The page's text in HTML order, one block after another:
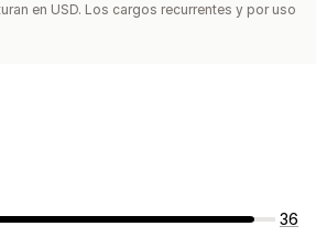
en USD. Los cargos recurrentes y por uso
36